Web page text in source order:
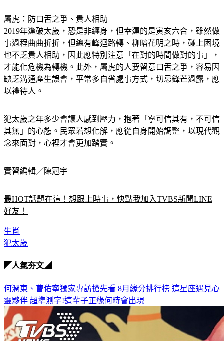
屬虎：防口舌之爭、貴人相助
2019年逢破太歲，恐是非纏身，但幸運的是寅亥六合，雖然做
事過程曲曲折折，但總有峰迴路轉、柳暗花明之時，碰上困境
也不乏貴人相助，因此應特別注意「在對的時間做對的事」，
才能化危機為轉機。此外，屬虎的人要留意口舌之爭，容易因
缺乏溝通產生誤會，平常多自省處事方式，切忌鋒芒過露，應
以禮待人。
犯太歲之年多少會讓人感到壓力，抱著「寧可信其有，不可信
其無」的心態。民眾若想化解，應從自身開始調整，以現代觀
念來面對，心裡才會更加踏實。
實習編輯／陳冠宇
最HOT話題在這！想跟上時事，快點我加入TVBS新聞LINE
好友！
生肖
犯太歲
◤人氣夯文◢
何潤東、曹佑寧獨家專訪搶先看 8月緣分排行榜 這星座遇見心
靈夥伴 超準測字!這輩子正緣何時會出現